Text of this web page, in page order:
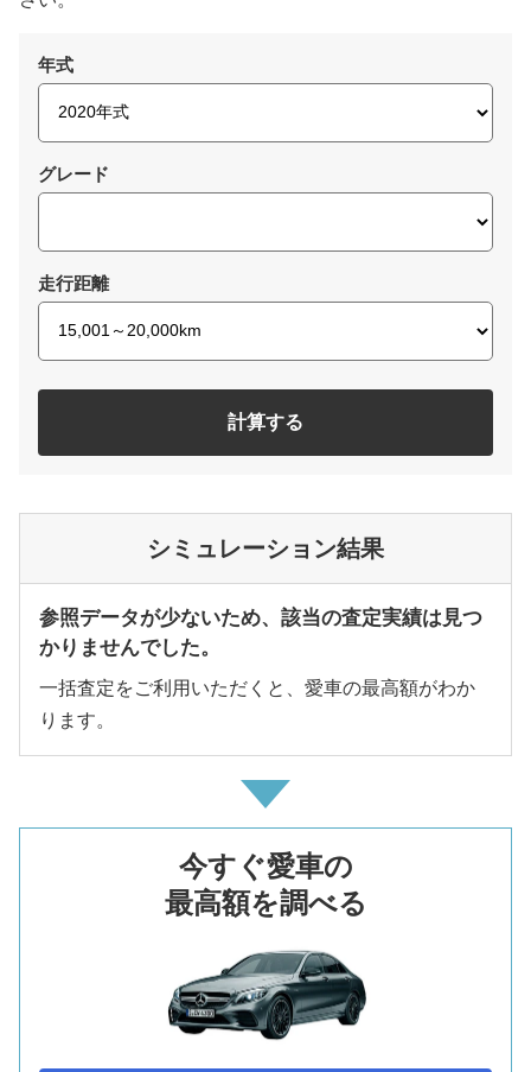
年式
グレード
走行距離
計算する
シミュレーション結果
参照データが少ないため、該当の査定実績は見つ
かりませんでした。
一括査定をご利用いただくと、愛車の最高額がわか
ります。
今すぐ愛車の
最高額を調べる